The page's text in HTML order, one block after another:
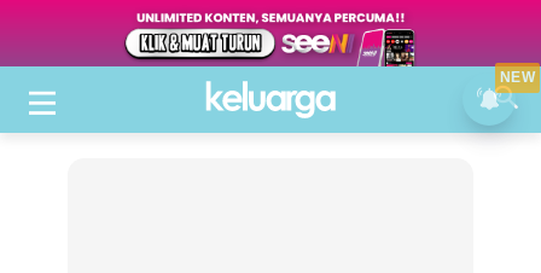
NEW